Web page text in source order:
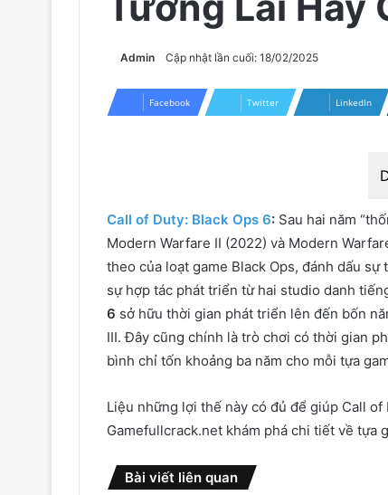
Admin Cập nhật lần cuối: 18/02/2025
Facebook Twitter LinkedIn
Call of Duty: Black Ops 6: Sau hai năm
Modern Warfare II (2022) và Modern
theo của loạt game Black Ops, đánh dấu
sự hợp tác phát triển từ hai studio danh
6 sở hữu thời gian phát triển lên đến bốn
III. Đây cũng chính là trò chơi có thời gian
bình chỉ tốn khoảng ba năm cho mỗi tựa
Liệu những lợi thế này có đủ để giúp Call
Gamefullcrack.net khám phá chi tiết về tựa
Bài viết liên quan